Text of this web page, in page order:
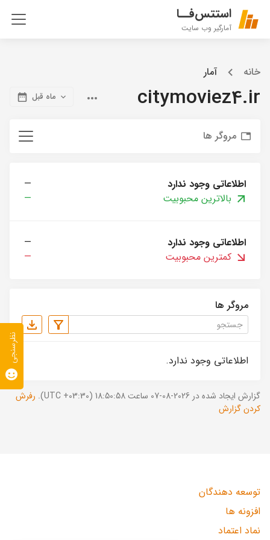
استتس‌فــا
آمارگیر وب سایت
خانه آمار
citymoviez4.ir ماه قبل
مروگر ها
اطلاعاتی وجود ندارد
—
بالاترین محبوبیت
—
اطلاعاتی وجود ندارد
—
کمترین محبوبیت
—
مروگر ها
اطلاعاتی وجود ندارد.
گزارش ایجاد شده در 2026-08-07 ساعت 18:50:58 (UTC +03:30).
رفرش
کردن گزارش
توسعه دهندگان
افزونه ها
نماد اعتماد
نظرسنجی